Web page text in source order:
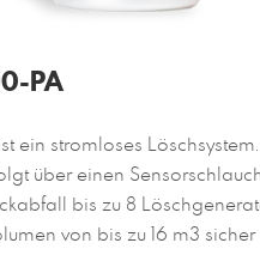
PA
ein stromloses
über einen
bis zu 8
von bis zu 16 m3